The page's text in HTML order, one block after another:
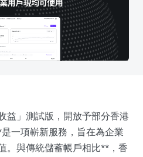
益」測試版，開放予部分香港
一項嶄新服務，旨在為企業
。與傳統儲蓄帳戶相比**，香